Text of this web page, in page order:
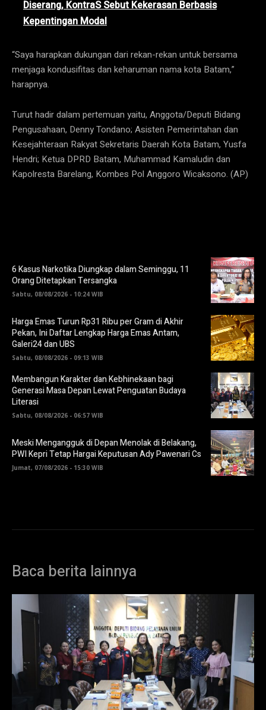
Diserang, KontraS Sebut Kekerasan Berbasis
Kepentingan Modal
“Saya harapkan dukungan dari rekan-rekan untuk bersama
menjaga kondusifitas dan keharuman nama kota Batam,”
harapnya.
Turut hadir dalam pertemuan yaitu, Anggota/Deputi Bidang
Pengusahaan, Denny Tondano; Asisten Pemerintahan dan
Kesejahteraan Rakyat Sekretaris Daerah Kota Batam, Yusfa
Hendri; Ketua DPRD Batam, Muhammad Kamaludin dan
Kapolresta Barelang, Kombes Pol Anggoro Wicaksono. (AP)
6 Kasus Narkotika Diungkap dalam Seminggu, 11
Orang Ditetapkan Tersangka
Sabtu, 08/08/2026 - 10:24 WIB
Harga Emas Turun Rp31 Ribu per Gram di Akhir
Pekan, Ini Daftar Lengkap Harga Emas Antam,
Galeri24 dan UBS
Sabtu, 08/08/2026 - 09:13 WIB
Membangun Karakter dan Kebhinekaan bagi
Generasi Masa Depan Lewat Penguatan Budaya
Literasi
Sabtu, 08/08/2026 - 06:57 WIB
Meski Mengangguk di Depan Menolak di Belakang,
PWI Kepri Tetap Hargai Keputusan Ady Pawenari Cs
Jumat, 07/08/2026 - 15:30 WIB
Baca berita lainnya